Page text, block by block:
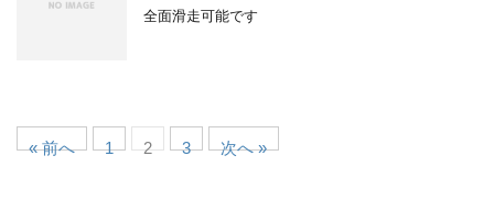
全面滑走可能です
« 前へ 1 2 3 次へ »